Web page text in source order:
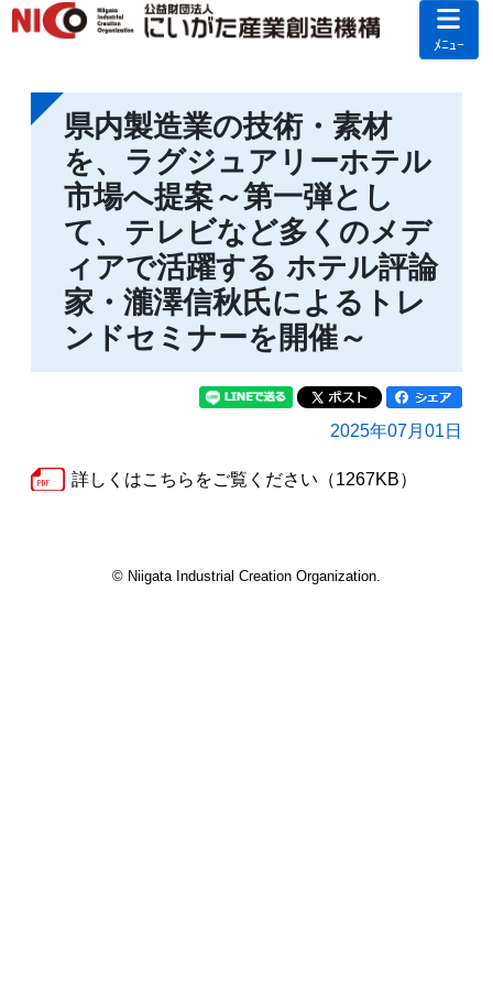
ﾒﾆｭｰ
県内製造業の技術・素材
を、ラグジュアリーホテル
市場へ提案～第一弾とし
て、テレビなど多くのメデ
ィアで活躍する ホテル評論
家・瀧澤信秋氏によるトレ
ンドセミナーを開催～
2025年07月01日
詳しくはこちらをご覧ください（1267KB）
© Niigata Industrial Creation Organization.